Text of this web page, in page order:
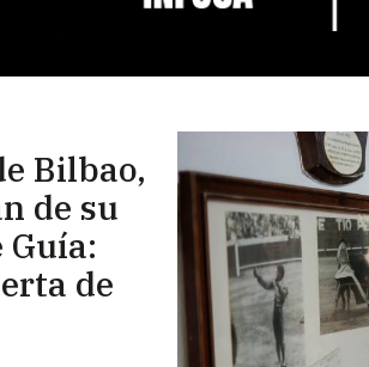
Bilbao,
de su
Guía:
de